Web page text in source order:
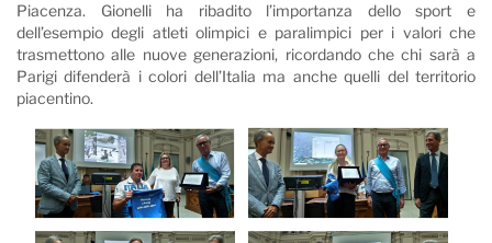
Piacenza. Gionelli ha ribadito l’importanza dello sport e
dell’esempio degli atleti olimpici e paralimpici per i valori che
trasmettono alle nuove generazioni, ricordando che chi sarà a
Parigi difenderà i colori dell’Italia ma anche quelli del territorio
piacentino.